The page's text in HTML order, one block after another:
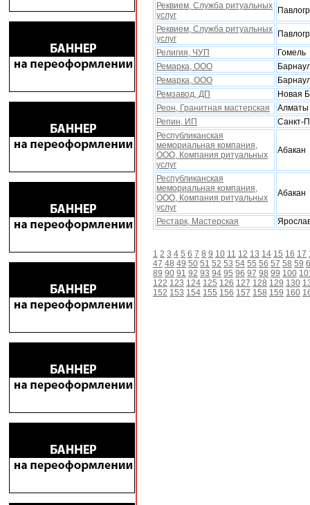
Реквием, Служба ритуальныx
услуг
Реквием, Служба ритуальныx
услуг
Религия, ЧУП
Гомель
Ремарка, ООО
Ремарка, ООО
Ремзавод, ДП
Новая
Реон, Гранитная мастерская
Алматы
Репин, ИП
Санкт-
Республиканская
мемориальная компания,
ООО, Компания ритуальныx
услуг
Абакан
Республиканская
мемориальная компания,
ООО, Компания ритуальныx
услуг
Абакан
Рестарк, Мастерская
1 2 3 4 5 6 7 8 9 10 11 12 13 14 15 16 17
47 48 49 50 51 52 53 54 55 56 57 58 59
89 90 91 92 93 94 95 96 97 98 99 100
122 123 124 125 126 127 128 129 130
152 153 154 155 156 157 158 159 160